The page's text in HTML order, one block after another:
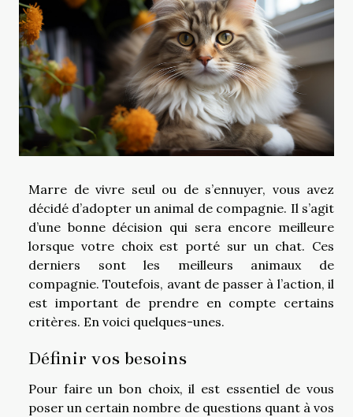
Marre de vivre seul ou de s’ennuyer, vous avez
décidé d’adopter un animal de compagnie. Il s’agit
d’une bonne décision qui sera encore meilleure
lorsque votre choix est porté sur un chat. Ces
derniers sont les meilleurs animaux de
compagnie. Toutefois, avant de passer à l’action, il
est important de prendre en compte certains
critères. En voici quelques-unes.
Définir vos besoins
Pour faire un bon choix, il est essentiel de vous
poser un certain nombre de questions quant à vos